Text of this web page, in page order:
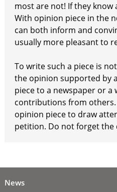
most are not! If they
With opinion piece in the
can both inform and
usually more pleasant to
To write such a piece is
the opinion supported by
piece to a newspaper or a
contributions from others.
opinion piece to draw
petition. Do not forget the
News